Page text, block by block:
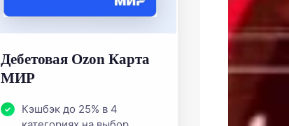
Дебетовая Ozon Карта
МИР
Кэшбэк до 25% в 4